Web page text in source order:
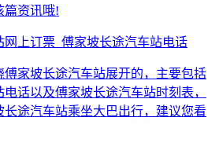
篇资讯哦!
网上订票_傅家坡长途汽车站电话
傅家坡长途汽车站展开的，主要包括
话以及傅家坡长途汽车站时刻表，
长途汽车站乘坐大巴出行，建议您看